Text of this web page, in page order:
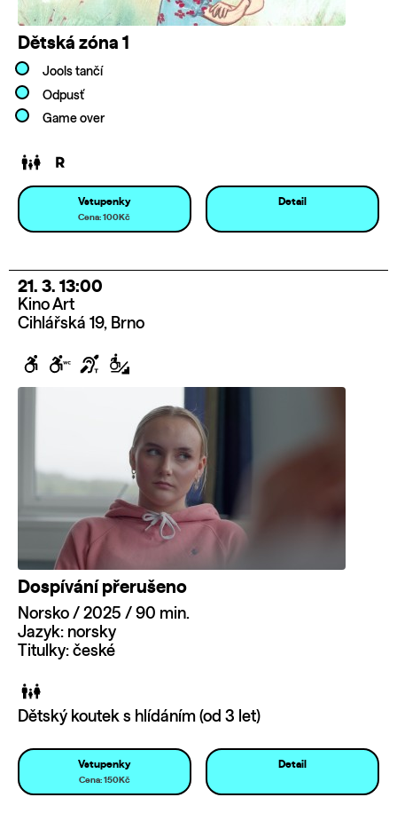
Dětská zóna 1
Jools tančí
Odpusť
Game over
Vstupenky
Cena: 100Kč
Detail
21. 3. 13:00
Kino Art
Cihlářská 19, Brno
Dospívání přerušeno
Norsko / 2025 / 90 min.
Jazyk: norsky
Titulky: české
Dětský koutek s hlídáním (od 3 let)
Vstupenky
Cena: 150Kč
Detail